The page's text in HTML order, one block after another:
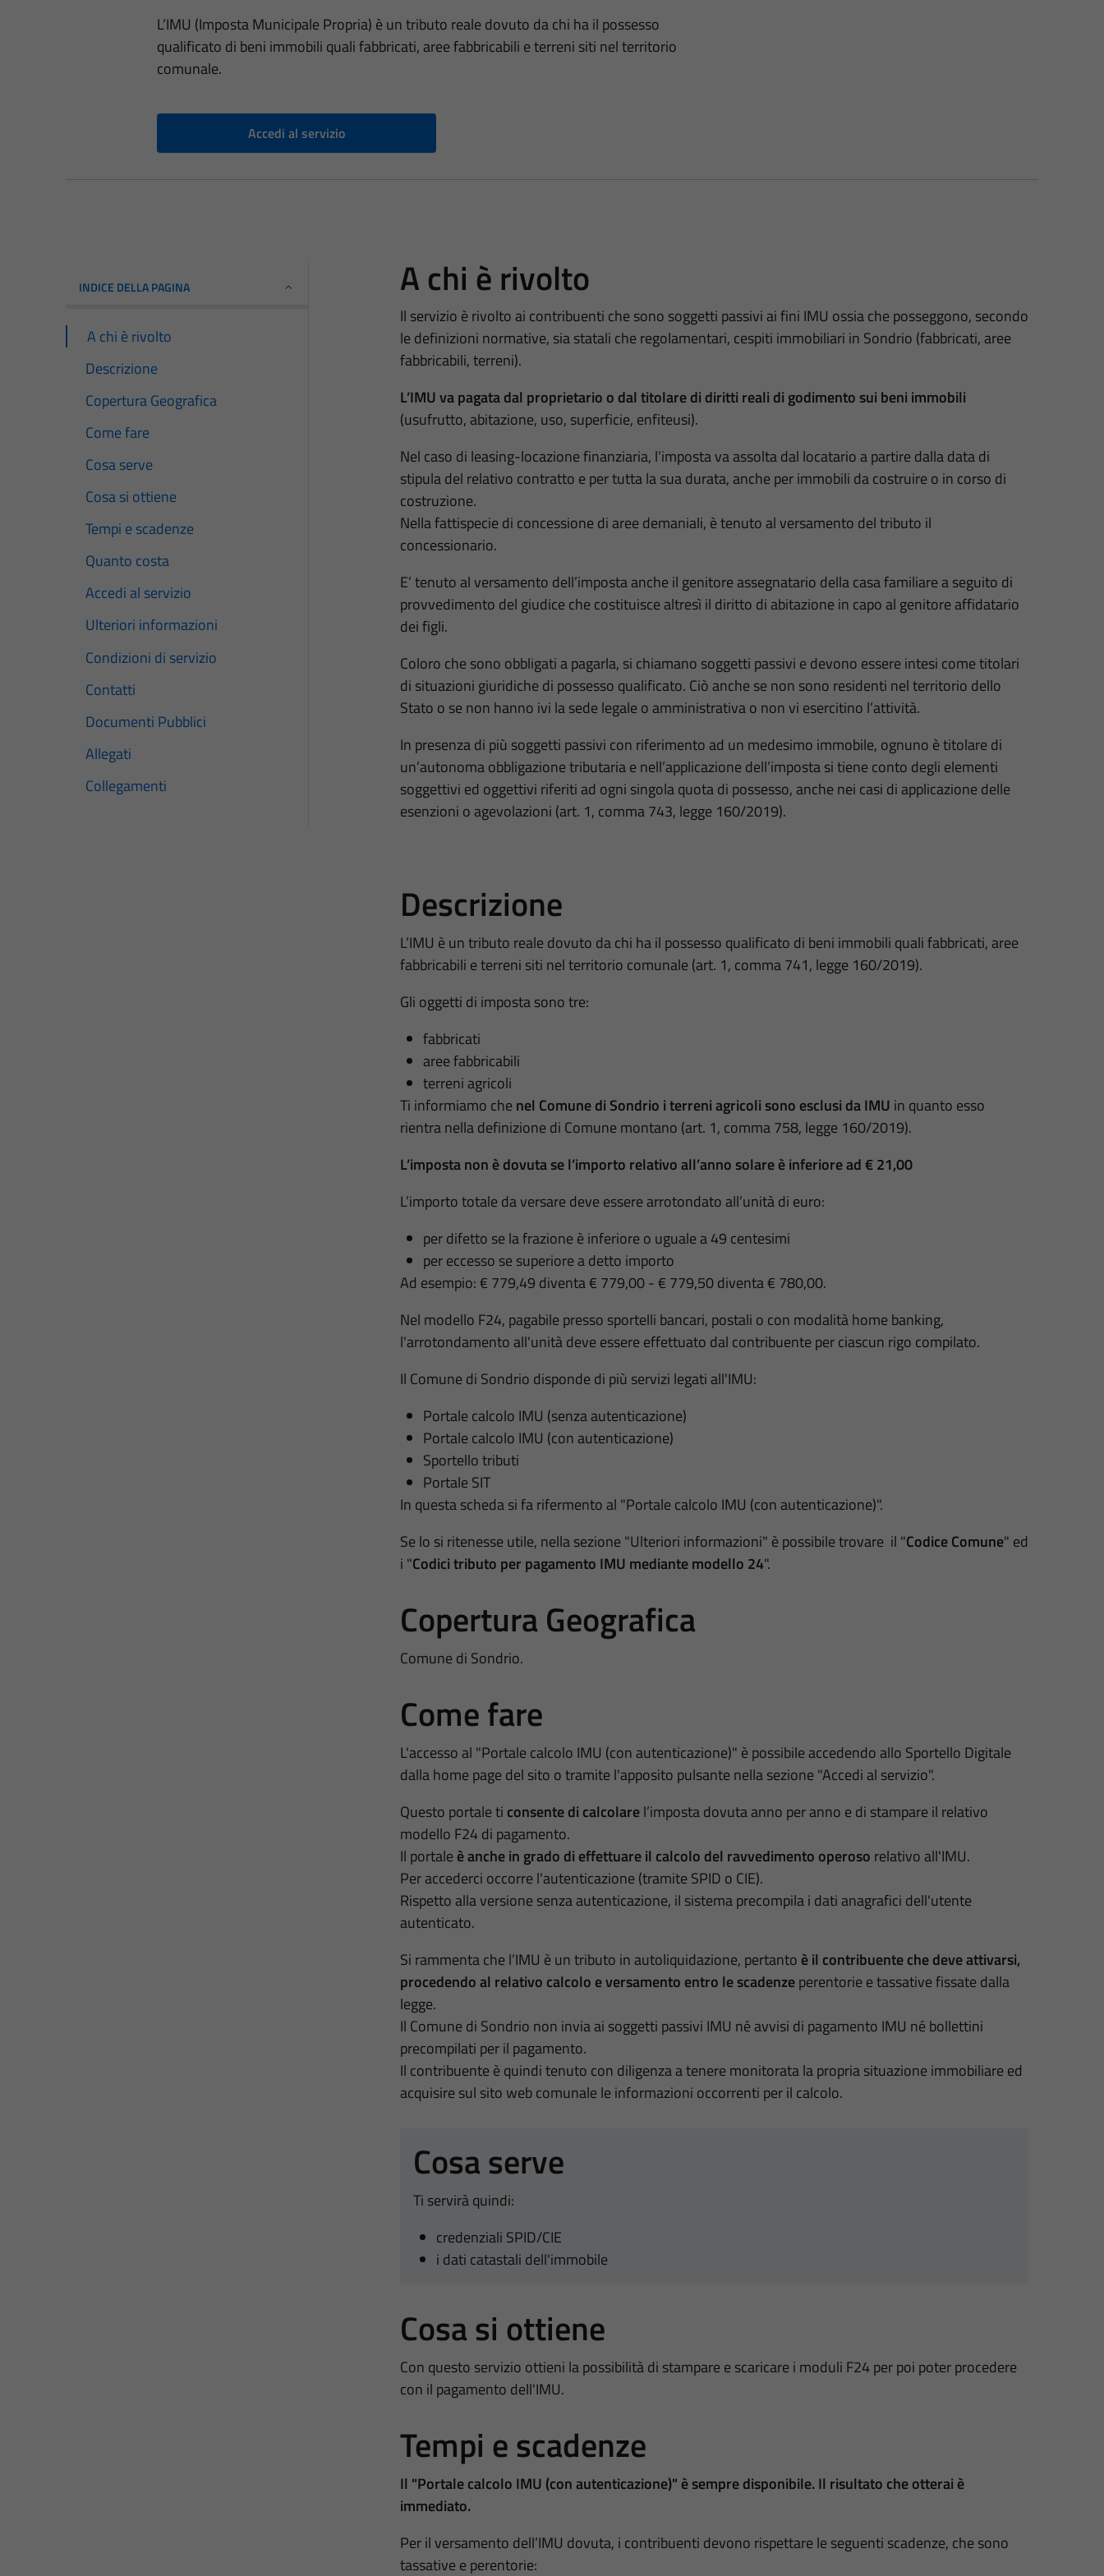
L’IMU (Imposta Municipale Propria) è un tributo reale dovuto da chi ha il possesso
qualificato di beni immobili quali fabbricati, aree fabbricabili e terreni siti nel territorio
comunale.
Accedi al servizio
INDICE DELLA PAGINA
A chi è rivolto
Descrizione
Copertura Geografica
Come fare
Cosa serve
Cosa si ottiene
Tempi e scadenze
Quanto costa
Accedi al servizio
Ulteriori informazioni
Condizioni di servizio
Contatti
Documenti Pubblici
Allegati
Collegamenti
A chi è rivolto
Il servizio è rivolto ai contribuenti che sono soggetti passivi ai fini IMU ossia che posseggono, secondo
le definizioni normative, sia statali che regolamentari, cespiti immobiliari in Sondrio (fabbricati, aree
fabbricabili, terreni).
L’IMU va pagata dal proprietario o dal titolare di diritti reali di godimento sui beni immobili
(usufrutto, abitazione, uso, superficie, enfiteusi).
Nel caso di leasing-locazione finanziaria, l’imposta va assolta dal locatario a partire dalla data di
stipula del relativo contratto e per tutta la sua durata, anche per immobili da costruire o in corso di
costruzione.
Nella fattispecie di concessione di aree demaniali, è tenuto al versamento del tributo il
concessionario.
E’ tenuto al versamento dell’imposta anche il genitore assegnatario della casa familiare a seguito di
provvedimento del giudice che costituisce altresì il diritto di abitazione in capo al genitore affidatario
dei figli.
Coloro che sono obbligati a pagarla, si chiamano soggetti passivi e devono essere intesi come titolari
di situazioni giuridiche di possesso qualificato. Ciò anche se non sono residenti nel territorio dello
Stato o se non hanno ivi la sede legale o amministrativa o non vi esercitino l’attività.
In presenza di più soggetti passivi con riferimento ad un medesimo immobile, ognuno è titolare di
un’autonoma obbligazione tributaria e nell’applicazione dell’imposta si tiene conto degli elementi
soggettivi ed oggettivi riferiti ad ogni singola quota di possesso, anche nei casi di applicazione delle
esenzioni o agevolazioni (art. 1, comma 743, legge 160/2019).
Descrizione
L’IMU è un tributo reale dovuto da chi ha il possesso qualificato di beni immobili quali fabbricati, aree
fabbricabili e terreni siti nel territorio comunale (art. 1, comma 741, legge 160/2019).
Gli oggetti di imposta sono tre:
fabbricati
aree fabbricabili
terreni agricoli
Ti informiamo che nel Comune di Sondrio i terreni agricoli sono esclusi da IMU in quanto esso
rientra nella definizione di Comune montano (art. 1, comma 758, legge 160/2019).
L’imposta non è dovuta se l’importo relativo all’anno solare è inferiore ad € 21,00
L’importo totale da versare deve essere arrotondato all’unità di euro:
per difetto se la frazione è inferiore o uguale a 49 centesimi
per eccesso se superiore a detto importo
Ad esempio: € 779,49 diventa € 779,00 - € 779,50 diventa € 780,00.
Nel modello F24, pagabile presso sportelli bancari, postali o con modalità home banking,
l'arrotondamento all'unità deve essere effettuato dal contribuente per ciascun rigo compilato.
Il Comune di Sondrio disponde di più servizi legati all'IMU:
Portale calcolo IMU (senza autenticazione)
Portale calcolo IMU (con autenticazione)
Sportello tributi
Portale SIT
In questa scheda si fa rifermento al "Portale calcolo IMU (con autenticazione)".
Se lo si ritenesse utile, nella sezione "Ulteriori informazioni" è possibile trovare il "Codice Comune" ed
i "Codici tributo per pagamento IMU mediante modello 24".
Copertura Geografica
Comune di Sondrio.
Come fare
L'accesso al "Portale calcolo IMU (con autenticazione)" è possibile accedendo allo Sportello Digitale
dalla home page del sito o tramite l'apposito pulsante nella sezione "Accedi al servizio".
Questo portale ti consente di calcolarel’imposta dovuta anno per anno e di stampare il relativo
modello F24 di pagamento.
Il portale è anche in grado di effettuare il calcolo del ravvedimento operoso relativo all'IMU.
Per accederci occorre l'autenticazione (tramite SPID o CIE).
Rispetto alla versione senza autenticazione, il sistema precompila i dati anagrafici dell'utente
autenticato.
Si rammenta che l’IMU è un tributo in autoliquidazione, pertanto è il contribuente che deve attivarsi,
procedendo al relativo calcolo e versamento entro le scadenzeperentorie e tassative fissate dalla
legge.
Il Comune di Sondrio non invia ai soggetti passivi IMU né avvisi di pagamento IMU né bollettini
precompilati per il pagamento.
Il contribuente è quindi tenuto con diligenza a tenere monitorata la propria situazione immobiliare ed
acquisire sul sito web comunale le informazioni occorrenti per il calcolo.
Cosa serve
Ti servirà quindi:
credenziali SPID/CIE
i dati catastali dell'immobile
Cosa si ottiene
Con questo servizio ottieni la possibilità di stampare e scaricare i moduli F24 per poi poter procedere
con il pagamento dell'IMU.
Tempi e scadenze
Il "Portale calcolo IMU (con autenticazione)" è sempre disponibile. Il risultato che otterai è
immediato.
Per il versamento dell’IMU dovuta, i contribuenti devono rispettare le seguenti scadenze, che sono
tassative e perentorie: